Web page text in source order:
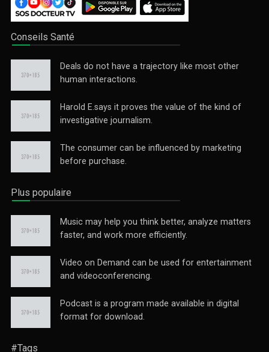
Conseils Santé
Deals do not have a trajectory like most other
human interactions.
Harold E.says it proves the value of the kind of
investigative journalism.
The consumer can be influenced by marketing
before purchase.
Plus populaire
Music may help you think better, analyze matters
faster, and work more efficiently.
Video on Demand can be used for entertainment
and videoconferencing.
Podcast is a program made available in digital
format for download.
#Tags